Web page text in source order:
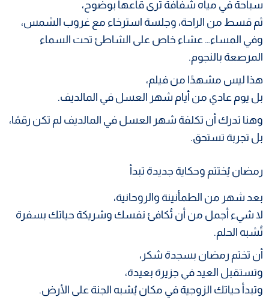
سباحة في مياه شفافة ترى قاعها بوضوح،
ثم قسط من الراحة، وجلسة استرخاء مع غروب الشمس،
وفي المساء… عشاء خاص على الشاطئ تحت السماء
المرصعة بالنجوم.
هذا ليس مشهدًا من فيلم،
بل يوم عادي من أيام شهر العسل في المالديف.
وهنا تدرك أن تكلفة شهر العسل في المالديف لم تكن رقمًا،
بل تجربة تستحق.
رمضان يُختتم وحكاية جديدة تبدأ
بعد شهر من الطمأنينة والروحانية،
لا شيء أجمل من أن تُكافئ نفسك وشريكة حياتك بسفرة
تُشبه الحلم.
أن تختم رمضان بسجدة شكر،
وتستقبل العيد في جزيرة بعيدة،
وتبدأ حياتك الزوجية في مكان يُشبه الجنة على الأرض.